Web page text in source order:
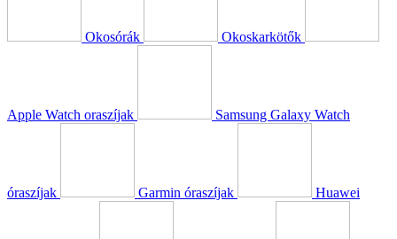
Okosórák Okoskarkötők
Apple Watch oraszíjak Samsung Galaxy Watch
óraszíjak Garmin óraszíjak Huawei